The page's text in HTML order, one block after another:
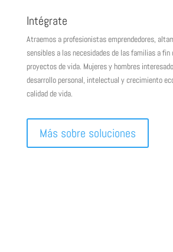
Intégrate
Atraemos a profesionistas emprendedores,
sensibles a las necesidades de las familias a
proyectos de vida. Mujeres y hombres
desarrollo personal, intelectual y crecimiento
calidad de vida.
Más sobre soluciones